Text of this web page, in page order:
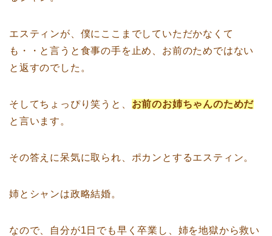
エスティンが、僕にここまでしていただかなくて
も・・と言うと食事の手を止め、お前のためではない
と返すのでした。
そしてちょっぴり笑うと、 お前のお姉ちゃんのためだ
と言います。
その答えに呆気に取られ、ポカンとするエスティン。
姉とシャンは政略結婚。
なので、自分が1日でも早く卒業し、姉を地獄から救い